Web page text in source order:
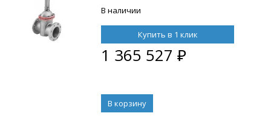
В наличии
Купить в 1 клик
1 365 527 ₽
В корзину